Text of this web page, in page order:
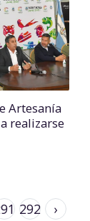
Artesanía
realizarse
292 ›